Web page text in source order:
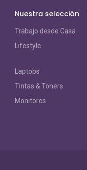
Nuestra selección
Trabajo desde Casa
Lifestyle
Laptops
Tintas & Toners
Monitores